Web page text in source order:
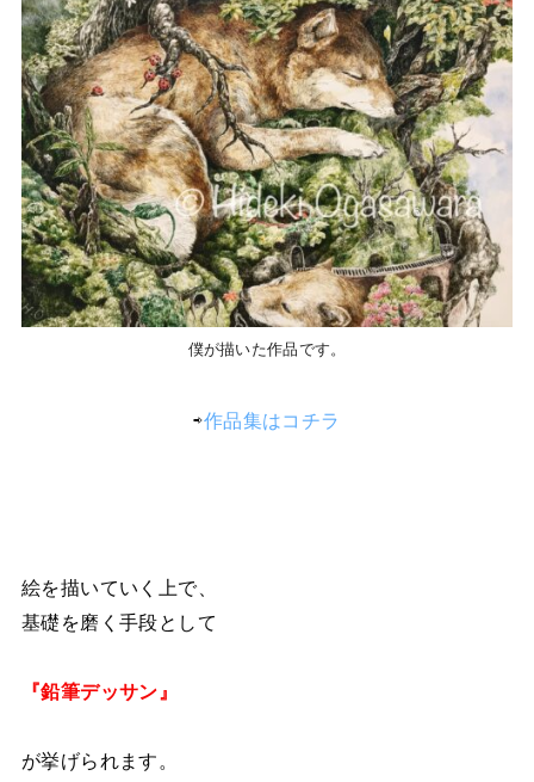
僕が描いた作品です。
⇨作品集はコチラ
絵を描いていく上で、
基礎を磨く手段として
『鉛筆デッサン』
が挙げられます。